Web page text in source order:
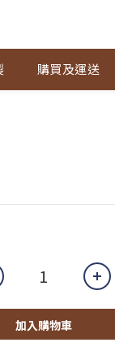
購買及運送
加入購物車